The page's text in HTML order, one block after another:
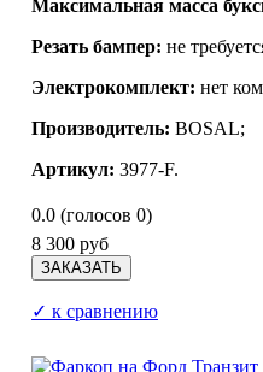
Максимальная масса
Резать бампер: не
Электрокомплект: нет
Производитель: BOSAL;
Артикул: 3977-F.
0.0 (голосов 0)
8 300 руб
✓ к сравнению